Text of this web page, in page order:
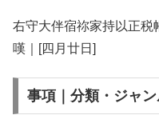
右守大伴宿祢家持以正税
嘆｜[四月廿日]
事項｜分類・ジャ